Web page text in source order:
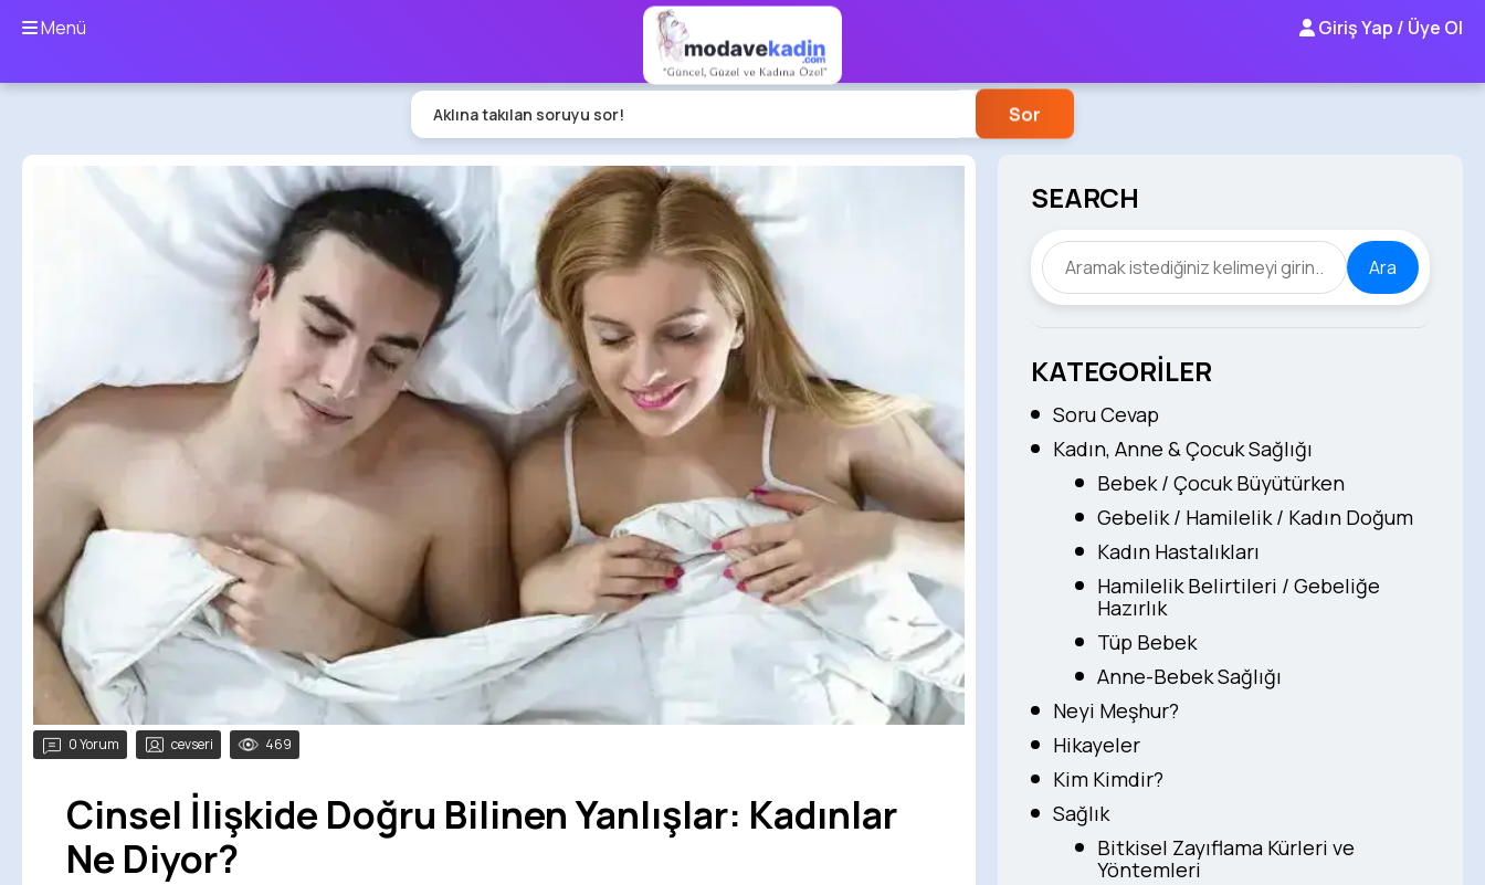
Menü Giriş Yap / Üye Ol
Aklına takılan soruyu sor! Sor
0 Yorum cevseri 469
Cinsel İlişkide Doğru Bilinen Yanlışlar: Kadınlar
Ne Diyor?
SEARCH
Ara
KATEGORİLER
Soru Cevap
Kadın, Anne & Çocuk Sağlığı
Bebek / Çocuk Büyütürken
Gebelik / Hamilelik / Kadın Doğum
Kadın Hastalıkları
Hamilelik Belirtileri / Gebeliğe
Hazırlık
Tüp Bebek
Anne-Bebek Sağlığı
Neyi Meşhur?
Hikayeler
Kim Kimdir?
Sağlık
Bitkisel Zayıflama Kürleri ve
Yöntemleri